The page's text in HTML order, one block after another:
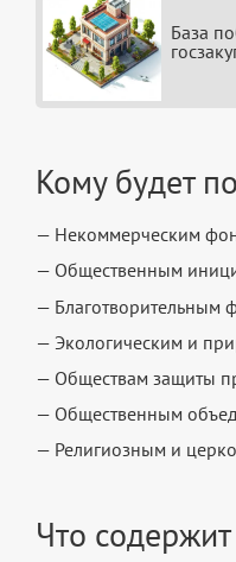
База
Кому будет
— Некоммерческим
— Общественным
— Благотворительным
— Экологическим и
— Обществам защиты
— Общественным
— Религиозным и
Что